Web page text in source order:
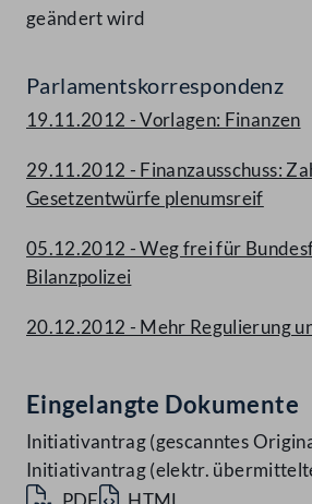
geändert wird
Parlamentskorrespondenz
19.11.2012 - Vorlagen: Finanzen
29.11.2012 - Finanzausschuss:
Gesetzentwürfe plenumsreif
05.12.2012 - Weg frei für
Bilanzpolizei
20.12.2012 - Mehr Regulierung
Eingelangte Dokumente
Initiativantrag (gescanntes
Initiativantrag (elektr.